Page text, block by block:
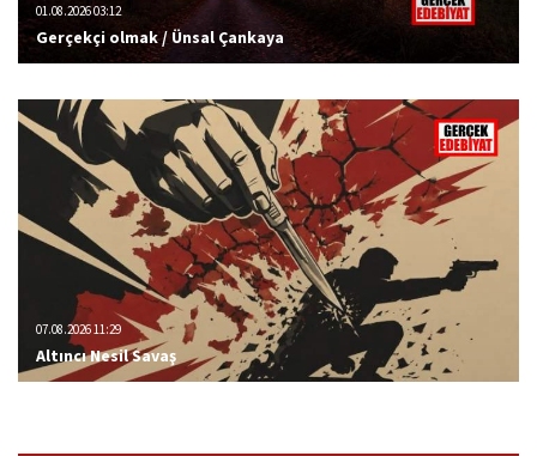
01.08.2026 03:12
Gerçekçi olmak / Ünsal Çankaya
07.08.2026 11:29
Altıncı Nesil Savaş